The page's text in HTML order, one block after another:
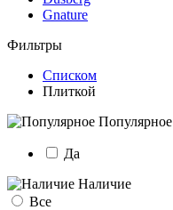
Gnature
Фильтры
Списком
Плиткой
Популярное
Да
Наличие
Все